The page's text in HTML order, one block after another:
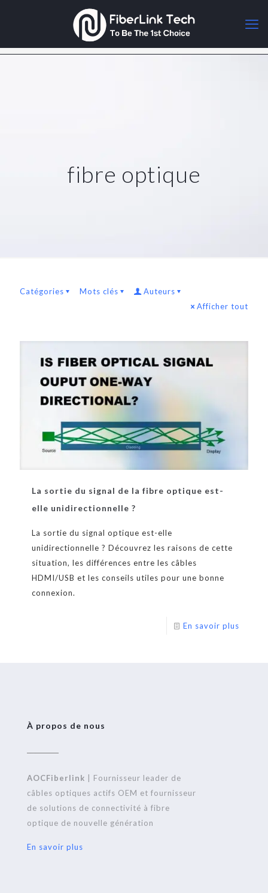
fibre optique
Catégories Mots clés
Auteurs
Afficher tout
La sortie du signal de la fibre optique est-
elle unidirectionnelle ?
La sortie du signal optique est-elle
unidirectionnelle ? Découvrez les raisons de cette
situation, les différences entre les câbles
HDMI/USB et les conseils utiles pour une bonne
connexion.
En savoir plus
À propos de nous
AOCFiberlink | Fournisseur leader de
câbles optiques actifs OEM et fournisseur
de solutions de connectivité à fibre
optique de nouvelle génération
En savoir plus